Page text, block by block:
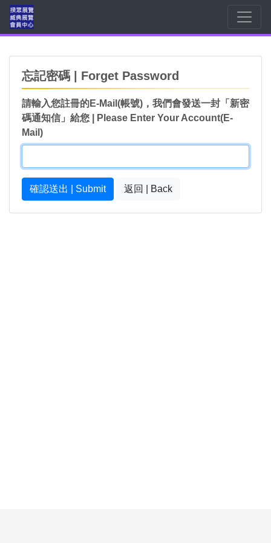
忘記密碼 | Forget Password
請輸入您註冊的E-Mail(帳號)，我們會發送一封「新密
碼通知信」給您 | Please Enter Your Account(E-
Mail)
確認送出 | Submit 返回 | Back